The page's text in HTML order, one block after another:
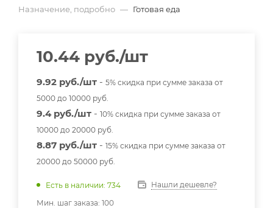
Назначение, подробно — Готовая еда
10.44 руб./шт
9.92 руб./шт - 5% скидка при сумме заказа от
5000 до 10000 руб.
9.4 руб./шт - 10% скидка при сумме заказа от
10000 до 20000 руб.
8.87 руб./шт - 15% скидка при сумме заказа от
20000 до 50000 руб.
Есть в наличии: 734
Нашли дешевле?
Мин. шаг заказа: 100